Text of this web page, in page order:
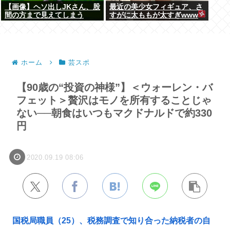
【画像】ヘソ出しJKさん、股
間の方まで見えてしまう
最近の美少女フィギュア、さ
すがに太ももが太すぎwww
ホーム 芸スポ
【90歳の“投資の神様”】＜ウォーレン・バ
フェット＞贅沢はモノを所有することじゃ
ない──朝食はいつもマクドナルドで約330
円
2020.09.19 08:06
国税局職員（25）、税務調査で知り合った納税者の自